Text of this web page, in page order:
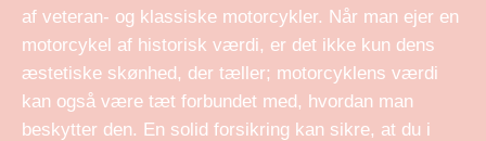
af veteran- og klassiske motorcykler. Når man ejer en
motorcykel af historisk værdi, er det ikke kun dens
æstetiske skønhed, der tæller; motorcyklens værdi
kan også være tæt forbundet med, hvordan man
beskytter den. En solid forsikring kan sikre, at du i